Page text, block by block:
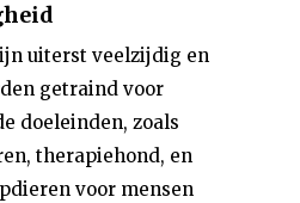
uiterst veelzijdig en
getraind voor
doeleinden, zoals
therapiehond, en
voor mensen